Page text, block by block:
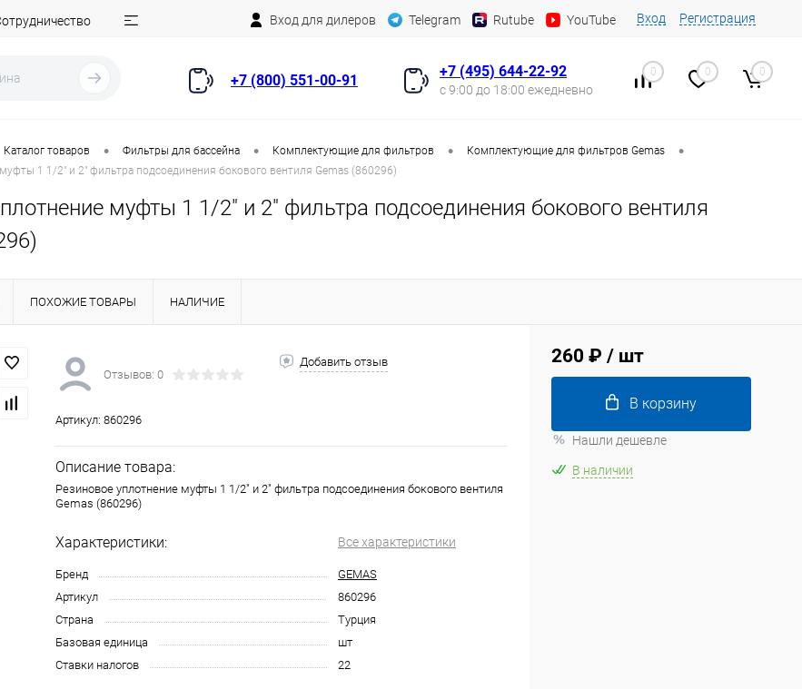
Вход для дилеров Telegram Rutube YouTube Вход Регистрация
+7 (800) 551-00-91
+7 (495) 644-22-92
с 9:00 до 18:00 ежедневно
0 0 0
Каталог товаров • Фильтры для бассейна • Комплектующие для фильтров • Комплектующие для фильтров Gemas •
1 1/2" и 2" фильтра подсоединения бокового вентиля Gemas (860296)
муфты 1 1/2" и 2" фильтра подсоединения бокового вентиля
ПОХОЖИЕ ТОВАРЫ НАЛИЧИЕ
Отзывов: 0
Добавить отзыв
Артикул: 860296
Описание товара:
Резиновое уплотнение муфты 1 1/2" и 2" фильтра подсоединения бокового вентиля
Gemas (860296)
Характеристики: Все характеристики
Бренд
GEMAS
Артикул
860296
Страна
Турция
Базовая единица
шт
Ставки налогов
22
260 ₽ / шт
В корзину
Нашли дешевле
В наличии